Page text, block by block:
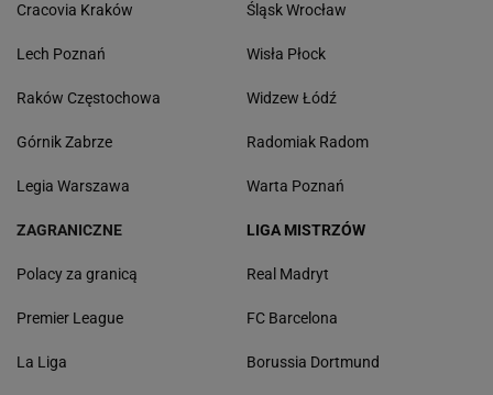
Cracovia Kraków
Lech Poznań
Raków Częstochowa
Górnik Zabrze
Legia Warszawa
Śląsk Wrocław
Wisła Płock
Widzew Łódź
Radomiak Radom
Warta Poznań
ZAGRANICZNE
Polacy za granicą
Premier League
La Liga
LIGA MISTRZÓW
Real Madryt
FC Barcelona
Borussia Dortmund